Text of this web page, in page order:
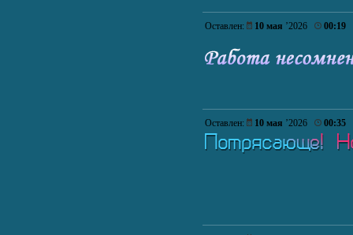
Оставлен: 10 мая ’2026 00:19
Оставлен: 10 мая ’2026 00:35